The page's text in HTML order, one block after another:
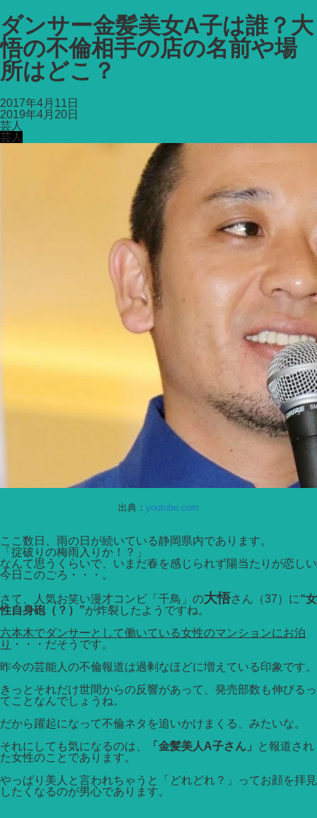
ダンサー金髪美女A子は誰？大
悟の不倫相手の店の名前や場
所はどこ？
2017年4月11日
2019年4月20日
芸人
芸人
出典： youtube.com
ここ数日、雨の日が続いている静岡県内であります。
「掟破りの梅雨入りか！？」
なんて思うくらいで、いまだ春を感じられず陽当たりが恋しい
今日このごろ・・・。
さて、人気お笑い漫才コンビ「千鳥」の大悟さん（37）に“女
性自身砲（？）”が炸裂したようですね。
六本木でダンサーとして働いている女性のマンションにお泊
り
・・・だそうです。
昨今の芸能人の不倫報道は過剰なほどに増えている印象です。
きっとそれだけ世間からの反響があって、発売部数も伸びるっ
てことなんでしょうね。
だから躍起になって不倫ネタを追いかけまくる、みたいな。
それにしても気になるのは、
「金髪美人A子さん」
と報道され
た女性のことであります。
やっぱり美人と言われちゃうと「どれどれ？」ってお顔を拝見
したくなるのが男心であります。